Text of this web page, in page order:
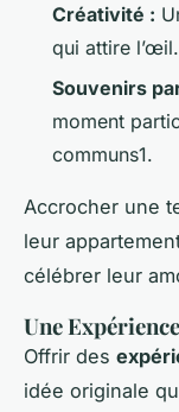
Créativité :
qui attire l’œil.
Souvenirs
moment
communs1.
Accrocher une
leur
célébrer leur
Une
Offrir des
idée originale